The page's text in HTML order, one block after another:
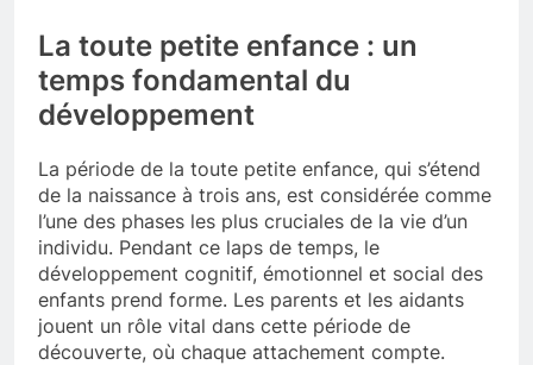
La toute petite enfance : un
temps fondamental du
développement
La période de la toute petite enfance, qui s’étend
de la naissance à trois ans, est considérée comme
l’une des phases les plus cruciales de la vie d’un
individu. Pendant ce laps de temps, le
développement cognitif, émotionnel et social des
enfants prend forme. Les parents et les aidants
jouent un rôle vital dans cette période de
découverte, où chaque attachement compte.